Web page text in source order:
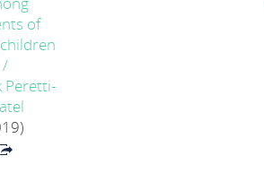
of
/
Peretti-